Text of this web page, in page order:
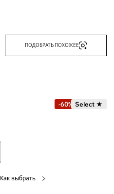
ПОДОБРАТЬ ПОХОЖЕЕ
-60% Select ★
Как выбрать